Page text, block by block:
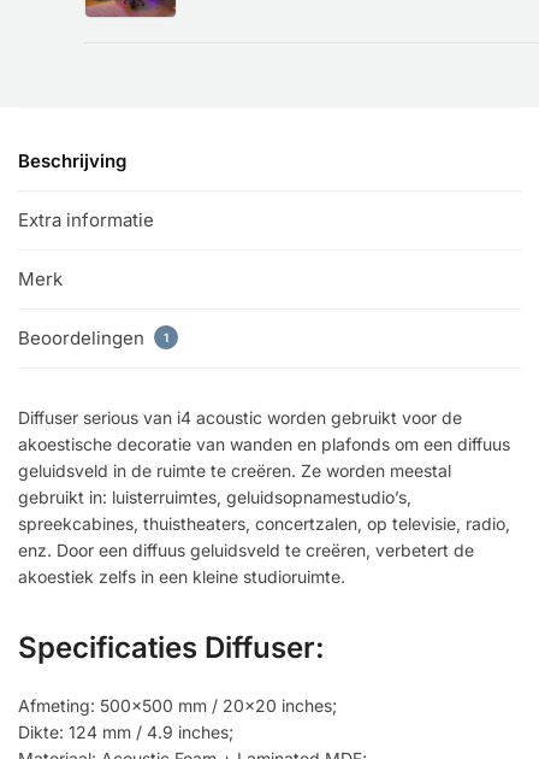
Beschrijving
Extra informatie
Merk
Beoordelingen 1
Diffuser serious van i4 acoustic worden gebruikt voor de
akoestische decoratie van wanden en plafonds om een diffuus
geluidsveld in de ruimte te creëren. Ze worden meestal
gebruikt in: luisterruimtes, geluidsopnamestudio’s,
spreekcabines, thuistheaters, concertzalen, op televisie, radio,
enz. Door een diffuus geluidsveld te creëren, verbetert de
akoestiek zelfs in een kleine studioruimte.
Specificaties Diffuser:
Afmeting: 500×500 mm / 20×20 inches;
Dikte: 124 mm / 4.9 inches;